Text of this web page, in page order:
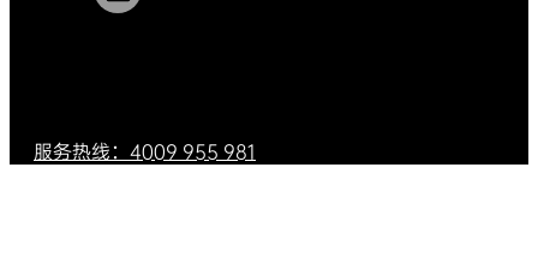
服务热线：4009 955 981